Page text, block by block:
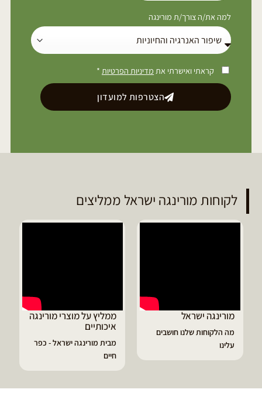
למה את/ה צורך/ת מורינגה
קראתי ואישרתי את מדיניות הפרטיות*
הצטרפות למועדון
לקוחות מורינגה ישראל ממליצים
ממליץ על מוצרי מורינגה
איכותיים
מבית מורינגה ישראל - כפר
דיוויד ממליץ על טבליות
מורינגה
הפסקתי לסבול מהתקפי
גאוט ודלקות